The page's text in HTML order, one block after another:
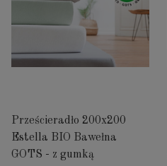
Prześcieradło 200x200
Estella BIO Bawełna
GOTS - z gumką